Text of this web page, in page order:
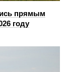
прямым
году